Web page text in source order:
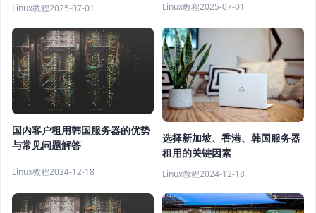
Linux教程2025-07-01 Linux教程2025-07-01
国内客户租用韩国服务器的优势
与常见问题解答
Linux教程2024-12-18
选择新加坡、香港、韩国服务器
租用的关键因素
Linux教程2024-12-18